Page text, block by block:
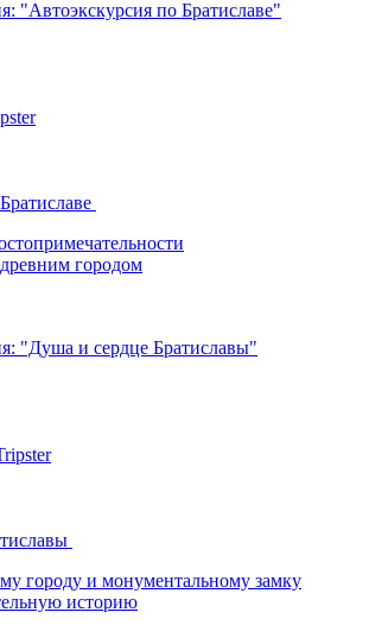
городом
городу и монументальному замку
историю